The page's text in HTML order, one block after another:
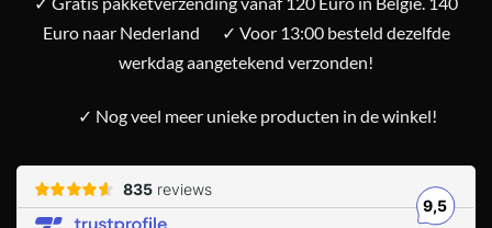
Euro naar Nederland
✓ Voor 13:00 besteld dezelfde
werkdag aangetekend verzonden!
✓ Nog veel meer unieke producten in de winkel!